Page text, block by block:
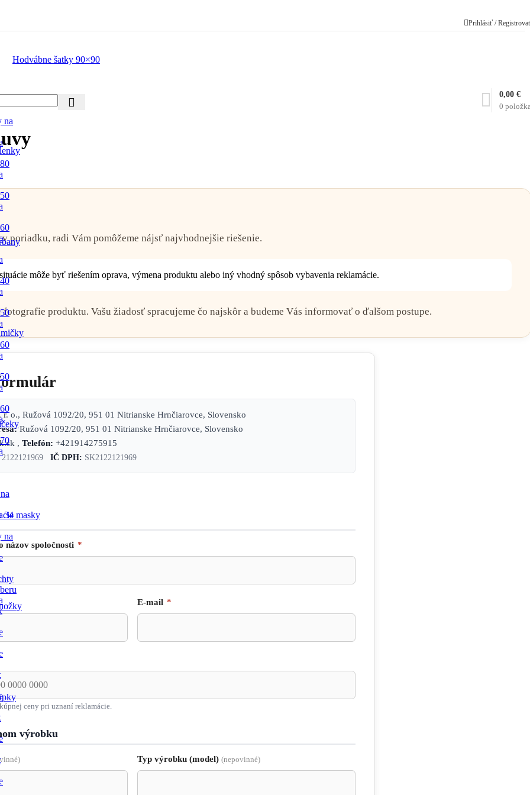
Prihlásiť /
Hodvábne šatky 90×90
masky
na
34
na
0
0,00 €
poriadku, radi Vám pomôžeme nájsť najvhodnejšie riešenie.
môže byť riešením oprava, výmena produktu alebo iný vhodný spôsob vybavenia reklamácie.
produktu. Vašu žiadosť spracujeme čo najskôr a budeme Vás informovať o ďalšom postupe.
o., Ružová 1092/20, 951 01 Nitrianske Hrnčiarovce, Slovensko
Ružová 1092/20, 951 01 Nitrianske Hrnčiarovce, Slovensko
, Telefón: +421914275915
2122121969 IČ DPH: SK2122121969
názov spoločnosti *
E-mail *
ceny pri uznaní reklamácie.
výrobku
Typ výrobku (model) (nepovinné)